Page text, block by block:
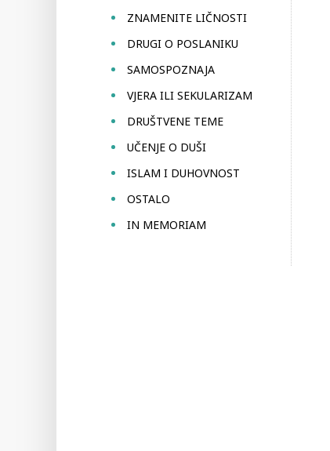
ZNAMENITE LIČNOSTI
DRUGI O POSLANIKU
SAMOSPOZNAJA
VJERA ILI SEKULARIZAM
DRUŠTVENE TEME
UČENJE O DUŠI
ISLAM I DUHOVNOST
OSTALO
IN MEMORIAM